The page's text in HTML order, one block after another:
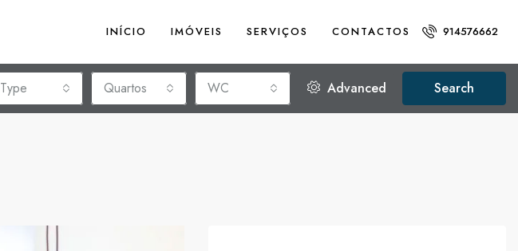
INÍCIO IMÓVEIS SERVIÇOS CONTACTOS 914576662
Type Quartos WC Advanced Search